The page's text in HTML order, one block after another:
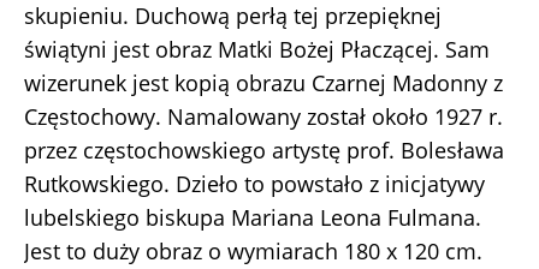
skupieniu. Duchową perłą tej przepięknej
świątyni jest obraz Matki Bożej Płaczącej. Sam
wizerunek jest kopią obrazu Czarnej Madonny z
Częstochowy. Namalowany został około 1927 r.
przez częstochowskiego artystę prof. Bolesława
Rutkowskiego. Dzieło to powstało z inicjatywy
lubelskiego biskupa Mariana Leona Fulmana.
Jest to duży obraz o wymiarach 180 x 120 cm.